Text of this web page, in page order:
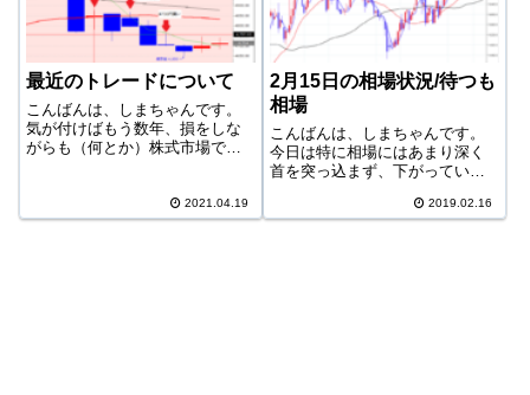
最近のトレードについて
こんばんは、しまちゃんです。
気が付けばもう数年、損をしな
がらも（何とか）株式市場で
にはブログにもその記録を付け
て行きたいと思います。「生き
2021.04.19
2月15日の相場状況/待つも
相場
こんばんは、しまちゃんです。
今日は特に相場にはあまり深く
首を突っ込まず、下がっている
け。今日の相場日経平均正直最
2019.02.16